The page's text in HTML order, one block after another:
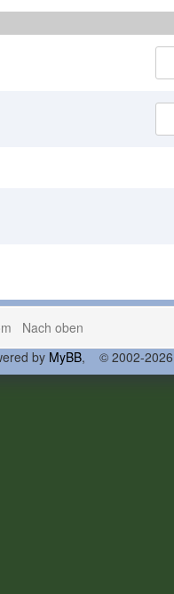
Nach oben
by MyBB, © 2002-